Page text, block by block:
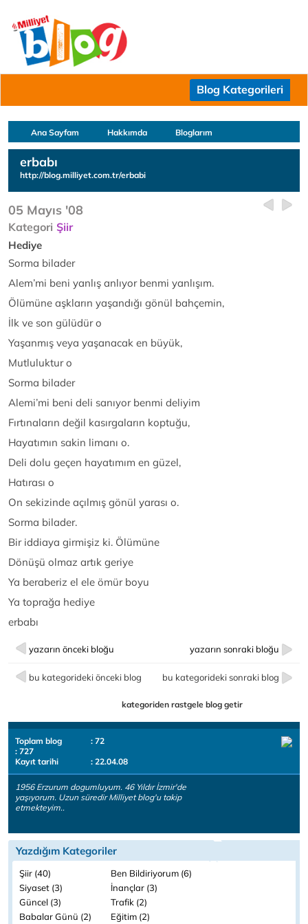
Blog Kategorileri
Ana Sayfam Hakkımda Bloglarım
erbabı
http://blog.milliyet.com.tr/erbabi
05 Mayıs '08
Kategori Şiir
Hediye
Sorma bilader
Alem’mi beni yanlış anlıyor benmi yanlışım.
Ölümüne aşkların yaşandığı gönül bahçemin,
İlk ve son gülüdür o
Yaşanmış veya yaşanacak en büyük,
Mutluluktur o
Sorma bilader
Alemi’mi beni deli sanıyor benmi deliyim
Fırtınaların değil kasırgaların koptuğu,
Hayatımın sakin limanı o.
Deli dolu geçen hayatımım en güzel,
Hatırası o
On sekizinde açılmış gönül yarası o.
Sorma bilader.
Bir iddiaya girmişiz ki. Ölümüne
Dönüşü olmaz artık geriye
Ya beraberiz el ele ömür boyu
Ya toprağa hediye
erbabı
yazarın önceki bloğu yazarın sonraki bloğu
bu kategorideki önceki blog bu kategorideki sonraki blog
kategoriden rastgele blog getir
Toplam blog
: 72
: 727
Kayıt tarihi
: 22.04.08
1956 Erzurum dogumluyum. 46 Yıldır İzmir'de
yaşıyorum. Uzun süredir Milliyet blog'u takip
etmekteyim..
Yazdığım Kategoriler
Şiir (40)
Ben Bildiriyorum (6)
Siyaset (3)
İnançlar (3)
Güncel (3)
Trafik (2)
Babalar Günü (2)
Eğitim (2)